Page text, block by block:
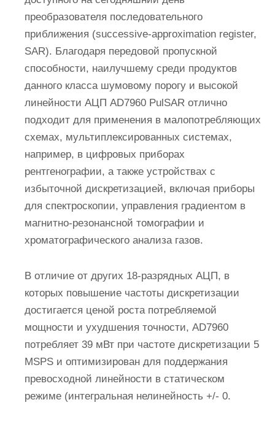
преобразователя последовательного
приближения (successive-approximation register,
SAR). Благодаря передовой пропускной
способности, наилучшему среди продуктов
данного класса шумовому порогу и высокой
линейности АЦП AD7960 PulSAR отлично
подходит для применения в малопотребляющих
схемах, мультиплексированных системах,
например, в цифровых приборах
рентгенографии, а также устройствах с
избыточной дискретизацией, включая приборы
для спектроскопии, управления градиентом в
магнитно-резонансной томографии и
хроматографического анализа газов.
В отличие от других 18-разрядных АЦП, в
которых повышение частоты дискретизации
достигается ценой роста потребляемой
мощности и ухудшения точности, AD7960
потребляет 39 мВт при частоте дискретизации 5
MSPS и оптимизирован для поддержания
превосходной линейности в статическом
режиме (интегральная нелинейность +/- 0.